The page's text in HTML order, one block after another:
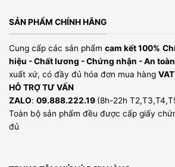
SẢN PHẨM CHÍNH HÃNG
Cung cấp các sản phẩm cam kết 100%
hiệu - Chất lương - Chứng nhận - An toàn
xuất xứ, có đầy đủ hóa đơn mua hàng VAT
HỖ TRỢ TƯ VẤN
ZALO: 09.888.222.19 (8h-22h
Toàn bộ sản phẩm đều được cấp giấy
đủ